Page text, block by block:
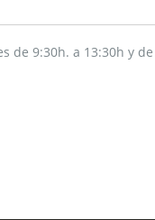
de 9:30h. a 13:30h y